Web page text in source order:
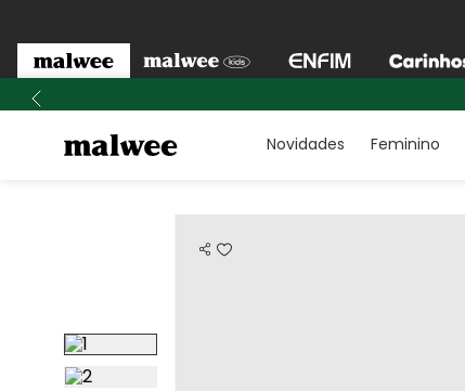
Novidades Feminino